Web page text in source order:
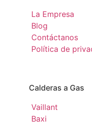
La Empresa
Blog
Contáctanos
Política de
Calderas a Gas
Vaillant
Baxi